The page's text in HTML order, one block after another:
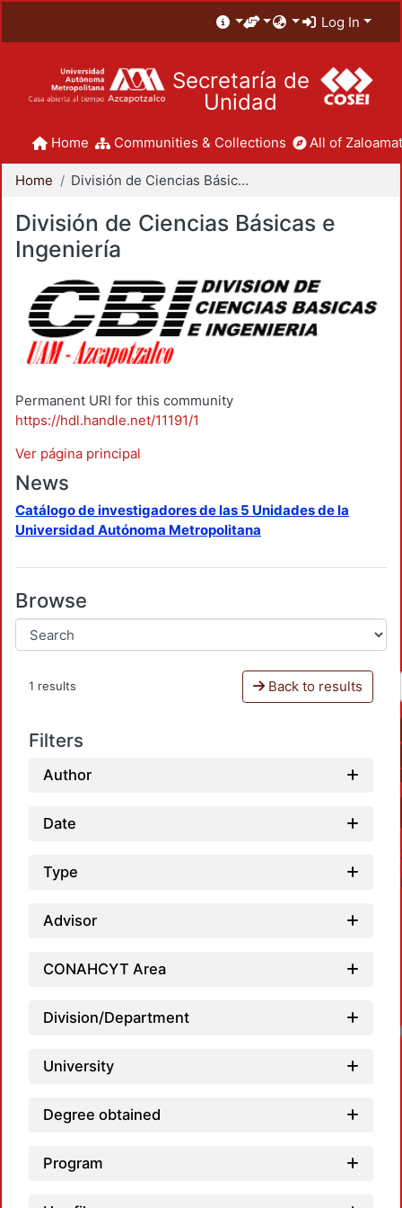
Log In
Secretaría de
Unidad
Home Communities & Collections All of
Home División de Ciencias Básicas e Ingeniería
División de Ciencias Básicas e
Ingeniería
Permanent URI for this community
https://hdl.handle.net/11191/1
Ver página principal
News
Catálogo de investigadores de las 5 Unidades de la
Universidad Autónoma Metropolitana
Browse
1 results Back to results
Filters
Author
Date
Type
Advisor
CONAHCYT Area
Division/Department
University
Degree obtained
Program